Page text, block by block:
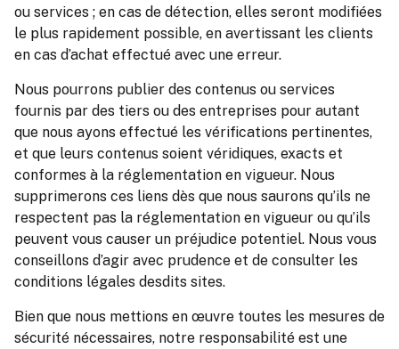
ou services ; en cas de détection, elles seront modifiées
le plus rapidement possible, en avertissant les clients
en cas d’achat effectué avec une erreur.
Nous pourrons publier des contenus ou services
fournis par des tiers ou des entreprises pour autant
que nous ayons effectué les vérifications pertinentes,
et que leurs contenus soient véridiques, exacts et
conformes à la réglementation en vigueur. Nous
supprimerons ces liens dès que nous saurons qu’ils ne
respectent pas la réglementation en vigueur ou qu’ils
peuvent vous causer un préjudice potentiel. Nous vous
conseillons d’agir avec prudence et de consulter les
conditions légales desdits sites.
Bien que nous mettions en œuvre toutes les mesures de
sécurité nécessaires, notre responsabilité est une